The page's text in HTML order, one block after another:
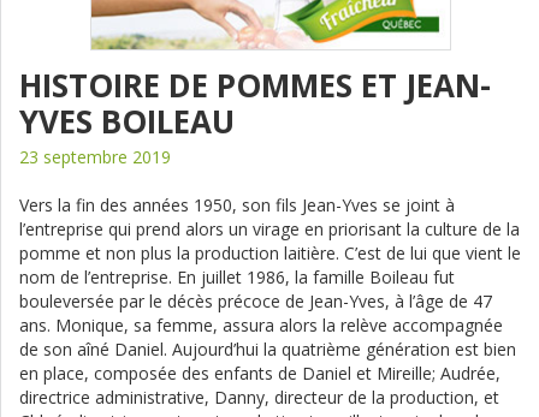
HISTOIRE DE POMMES ET JEAN-
YVES BOILEAU
23 septembre 2019
Vers la fin des années 1950, son fils Jean-Yves se joint à
l’entreprise qui prend alors un virage en priorisant la culture de la
pomme et non plus la production laitière. C’est de lui que vient le
nom de l’entreprise. En juillet 1986, la famille Boileau fut
bouleversée par le décès précoce de Jean-Yves, à l’âge de 47
ans. Monique, sa femme, assura alors la relève accompagnée
de son aîné Daniel. Aujourd’hui la quatrième génération est bien
en place, composée des enfants de Daniel et Mireille; Audrée,
directrice administrative, Danny, directeur de la production, et